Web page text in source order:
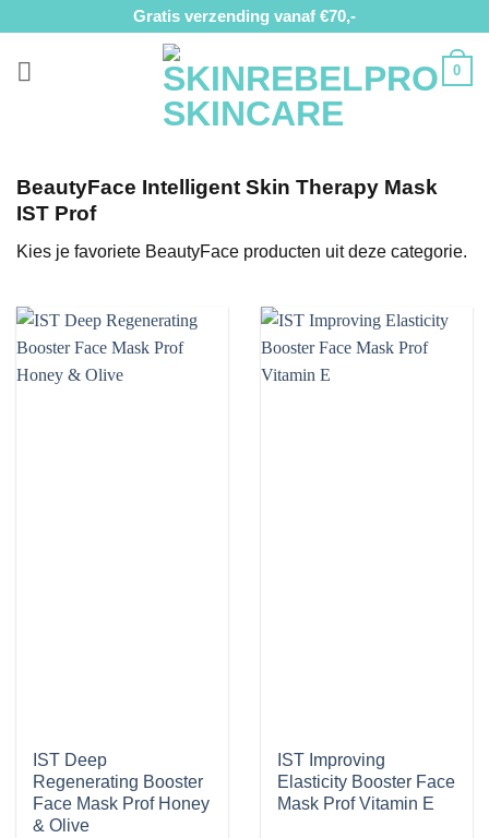
inhoud
Gratis verzending vanaf €70,-
0
BeautyFace Intelligent Skin Therapy Mask
IST Prof
Kies je favoriete BeautyFace producten uit deze categorie.
IST Deep
Regenerating Booster
Face Mask Prof Honey
& Olive
IST Improving
Elasticity Booster Face
Mask Prof Vitamin E